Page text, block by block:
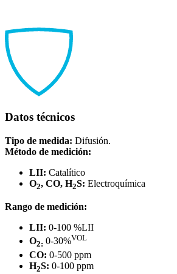
Datos técnicos
Tipo de medida: Difusión.
Método de medición:
LII: Catalítico
O2, CO, H2S: Electroquímica
Rango de medición:
LII: 0-100 %LII
O2: 0-30%VOL
CO: 0-500 ppm
H2S: 0-100 ppm